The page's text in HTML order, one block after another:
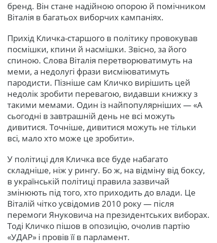
бренд. Він стане надійною опорою й помічником
Віталія в багатьох виборчих кампаніях.
Прихід Кличка-старшого в політику провокував
посмішки, кпини й насмішки. Звісно, за його
спиною. Слова Віталія перетворюватимуть на
меми, а недолугі фрази висміюватимуть
пародисти. Пізніше сам Кличко вирішить цей
недолік зробити перевагою, видавши книжку з
такими мемами. Один із найпопулярніших — «А
сьогодні в завтрашній день не всі можуть
дивитися. Точніше, дивитися можуть не тільки
всі, мало хто може це зробити».
У політиці для Кличка все буде набагато
складніше, ніж у рингу. Бо ж, на відміну від боксу,
в українській політиці правила зазвичай
змінюють під того, хто приходить до влади. Це
Віталій чітко усвідомив 2010 року — після
перемоги Януковича на президентських виборах.
Тоді Кличко пішов в опозицію, очолив партію
«УДАР» і провів її в парламент.